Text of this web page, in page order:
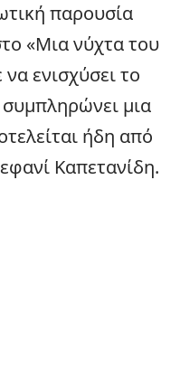
παρουσία
«Μια νύχτα του
ενισχύσει το
μια
ήδη από
Καπετανίδη.